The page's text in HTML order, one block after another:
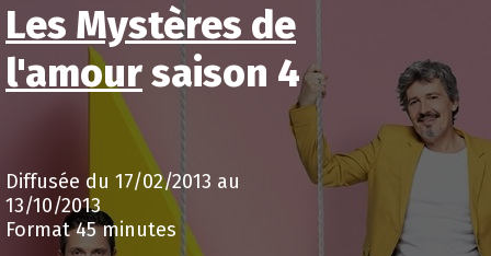
Les Mystères de
l'amoursaison 4
Diffusée du 17/02/2013 au
13/10/2013
Format 45 minutes